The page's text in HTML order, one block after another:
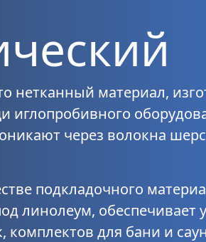
нетканный материал,
через волокна
подкладочного
линолеум, обеспечивает
комплектов для бани и